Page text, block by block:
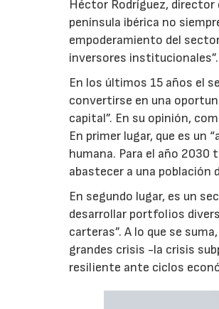
Héctor Rodríguez, director
península ibérica no
empoderamiento del
inversores institucionales”.
En los últimos 15 años el
convertirse en una
capital”. En su opinión,
En primer lugar, que es un
humana. Para el año
abastecer a una población
En segundo lugar, es un
desarrollar portfolios
carteras”. A lo que se
grandes crisis -la crisis
resiliente ante ciclos